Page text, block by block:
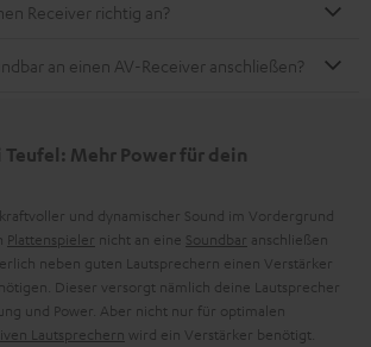
Receiver richtig an?
an einen AV-Receiver anschließen?
Teufel: Mehr Power für dein
und dynamischer Sound im Vordergrund
Plattenspieler nicht an eine Soundbar anschließen
neben guten Lautsprechern einen Verstärker
Dieser versorgt nämlich deine Lautsprecher
und Power. Aber nicht nur für optimalen
Lautsprechern wird ein Verstärker benötigt.